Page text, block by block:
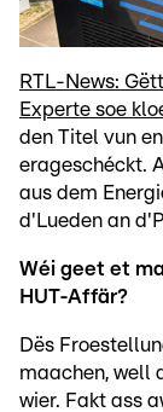
RTL-News:
Experte soe
den Titel vun
erageschéckt.
aus dem
d'Lueden an
Wéi geet et
HUT-Affär?
Dës
maachen, well
wier. Fakt ass